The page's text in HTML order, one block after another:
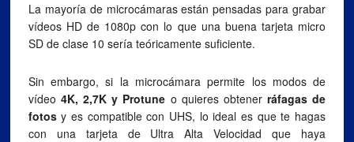
La mayoría de microcámaras están pensadas para grabar
vídeos HD de 1080p con lo que una buena tarjeta micro
SD de clase 10 sería teóricamente suficiente.
Sin embargo, si la microcámara permite los modos de
vídeo 4K, 2,7K y Protune o quieres obtenerráfagas de
fotosy es compatible con UHS, lo ideal es que te hagas
con una tarjeta de Ultra Alta Velocidad que haya